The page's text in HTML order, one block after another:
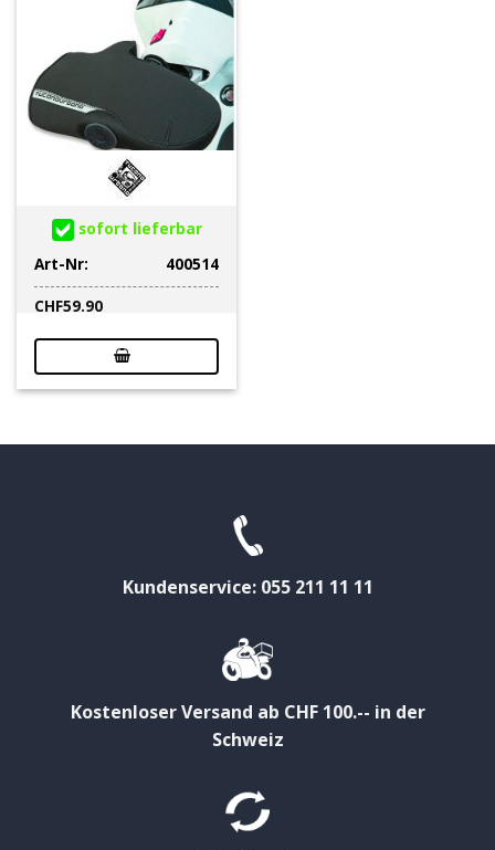
sofort lieferbar
Art-Nr:
400514
CHF59.90
Kundenservice: 055 211 11 11
Kostenloser Versand ab CHF 100.-- in der
Schweiz